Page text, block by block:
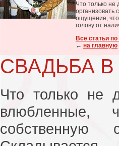
Что только
организовать
ощущение,
голову от
Все статьи
← на главную
СВАДЬБА
Что только не
влюбленные,
собственную